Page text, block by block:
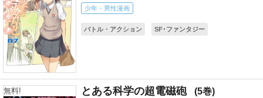
少年・男性漫画
バトル・アクション
SF･ファンタジー
無料! とある科学の超電磁砲 5